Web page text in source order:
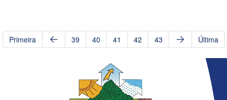
Primeira 39 40 41 42 43 Última